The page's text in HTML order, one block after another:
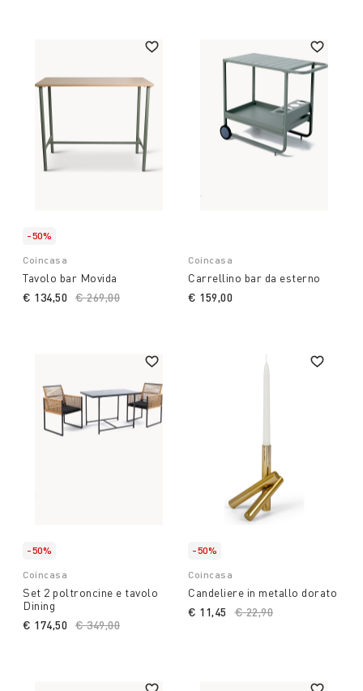
-50%
Coincasa
Tavolo bar Movida
Price reduced from
€ 269,00
€ 134,50
Coincasa
Carrellino bar da esterno
€ 159,00
-50%
Coincasa
Set 2 poltroncine e tavolo
Dining
Price reduced from
€ 349,00
€ 174,50
-50%
Coincasa
Candeliere in metallo dorato
Price reduced from
€ 22,90
€ 11,45